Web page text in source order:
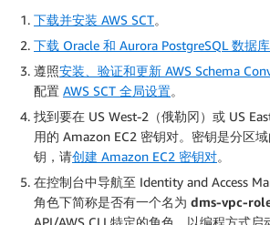
下载并安装 AWS SCT。
下载 Oracle 和 Aurora PostgreSQL 数据
遵照安装、验证和更新 AWS Schema
配置 AWS SCT 全局设置。
找到要在 US West-2（俄勒冈）或 US
用的 Amazon EC2 密钥对。密钥是分区
钥，请创建 Amazon EC2 密钥对。
在控制台中导航至 Identity and Access
角色下简称是否有一个名为 dms-vpc-
API/AWS CLI 特定的角色，以编程方式启